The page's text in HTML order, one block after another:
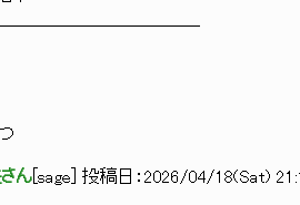
￣￣￣￣￣￣￣￣
ん sage ] 投稿日： 2026/04/18(Sat)